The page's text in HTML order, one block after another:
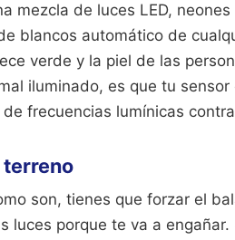
mezcla de luces LED,
blancos automático de
verde y la piel de las
iluminado, es que tu
frecuencias lumínicas
terreno
son, tienes que forzar el
luces porque te va a